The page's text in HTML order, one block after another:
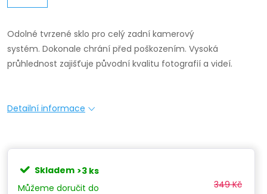
Odolné tvrzené sklo pro celý zadní kamerový
systém. Dokonale chrání před poškozením. Vysoká
průhlednost zajišťuje původní kvalitu fotografií a videí.
Detailní informace
Skladem >3 ks
349 Kč